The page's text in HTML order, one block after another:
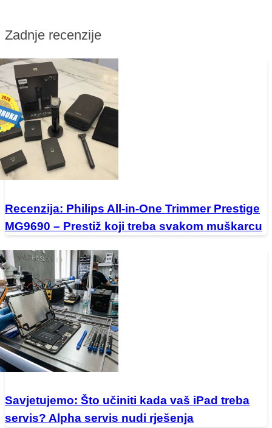
Zadnje recenzije
Recenzija: Philips All-in-One Trimmer Prestige
MG9690 – Prestiž koji treba svakom muškarcu
Savjetujemo: Što učiniti kada vaš iPad treba
servis? Alpha servis nudi rješenja